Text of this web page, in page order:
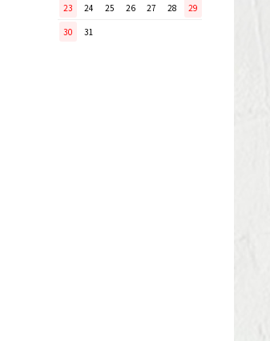
ミニパンのお手入れ方法
ミニパン（大）で料理を楽し
23
24 25 26 27 28
29
30
31